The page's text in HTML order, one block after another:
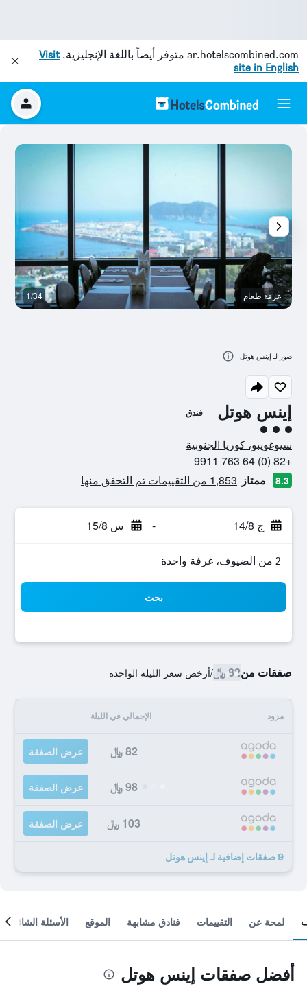
ar.hotelscombined.com متوفر أيضاً باللغة الإنجليزية.Visit
site in English
إينس هوتل فندق
تقييم فئة 3
سيوغويبو، كوريا الجنوبية
+82 (0) 64 763 9911
8.3 ممتاز 1,853 من التقييمات تم التحقق منها
ج 14/8 - س 15/8
2 من الضيوف، غرفة واحدة
بحث
صفقات من82 ﷼ /أرخص سعر الليلة الواحدة
مزود الإجمالي في الليلة
82 ﷼ عرض الصفقة
98 ﷼ عرض الصفقة
103 ﷼ عرض الصفقة
9 صفقات إضافية لـ إينس هوتل
غرفة طعام 1/34
صور لـ إينس هوتل
لمحة عن التقييمات فنادق مشابهة الموقع الأسئلة الشائعة
أفضل صفقات إينس هوتل